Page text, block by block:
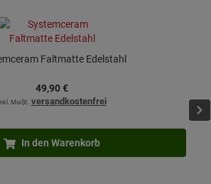
Faltmatte Edelstahl
49,90€
MwSt. versandkostenfrei
In den Warenkorb